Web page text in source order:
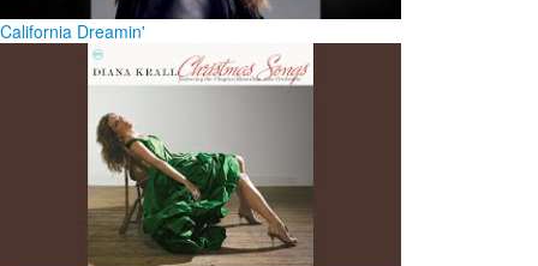
California Dreamin'